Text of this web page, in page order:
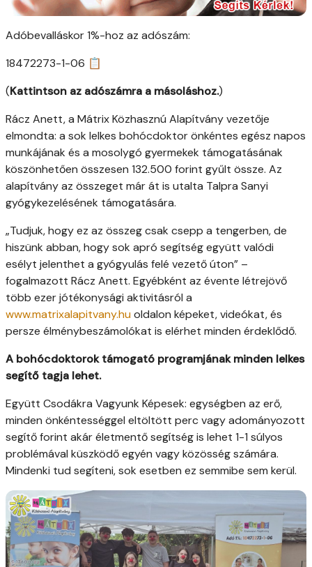
Adóbevalláskor 1%-hoz az adószám:
18472273-1-06 📋
(Kattintson az adószámra a másoláshoz.)
Rácz Anett, a Mátrix Közhasznú Alapítvány vezetője
elmondta: a sok lelkes bohócdoktor önkéntes egész napos
munkájának és a mosolygó gyermekek támogatásának
köszönhetően összesen 132.500 forint gyűlt össze. Az
alapítvány az összeget már át is utalta Talpra Sanyi
gyógykezelésének támogatására.
„Tudjuk, hogy ez az összeg csak csepp a tengerben, de
hiszünk abban, hogy sok apró segítség együtt valódi
esélyt jelenthet a gyógyulás felé vezető úton” –
fogalmazott Rácz Anett. Egyébként az évente létrejövő
több ezer jótékonysági aktivitásról a
www.matrixalapitvany.huoldalon képeket, videókat, és
persze élménybeszámolókat is elérhet minden érdeklődő.
A bohócdoktorok támogató programjának minden lelkes
segítő tagja lehet.
Együtt Csodákra Vagyunk Képesek: egységben az erő,
minden önkéntességgel eltöltött perc vagy adományozott
segítő forint akár életmentő segítség is lehet 1-1 súlyos
problémával küszködő egyén vagy közösség számára.
Mindenki tud segíteni, sok esetben ez semmibe sem kerül.